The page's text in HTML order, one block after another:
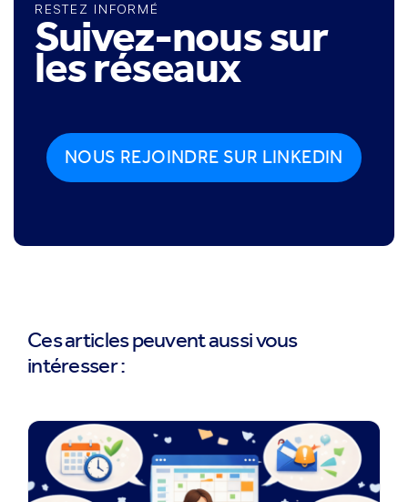
RESTEZ INFORMÉ
Suivez-nous sur
les réseaux
NOUS REJOINDRE SUR LINKEDIN
Ces articles peuvent aussi vous
intéresser :